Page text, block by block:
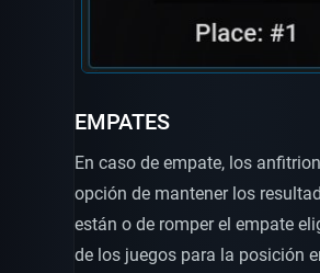
EMPATES
En caso de empate, los
opción de mantener los
están o de romper el empate
de los juegos para la posición